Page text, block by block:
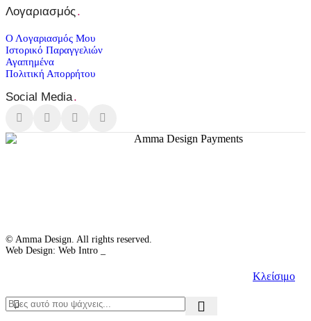
Λογαριασμός.
Ο Λογαριασμός Μου
Ιστορικό Παραγγελιών
Αγαπημένα
Πολιτική Απορρήτου
Social Media.
© Amma Design. All rights reserved.
Web Design: Web Intro _
Κλείσιμο